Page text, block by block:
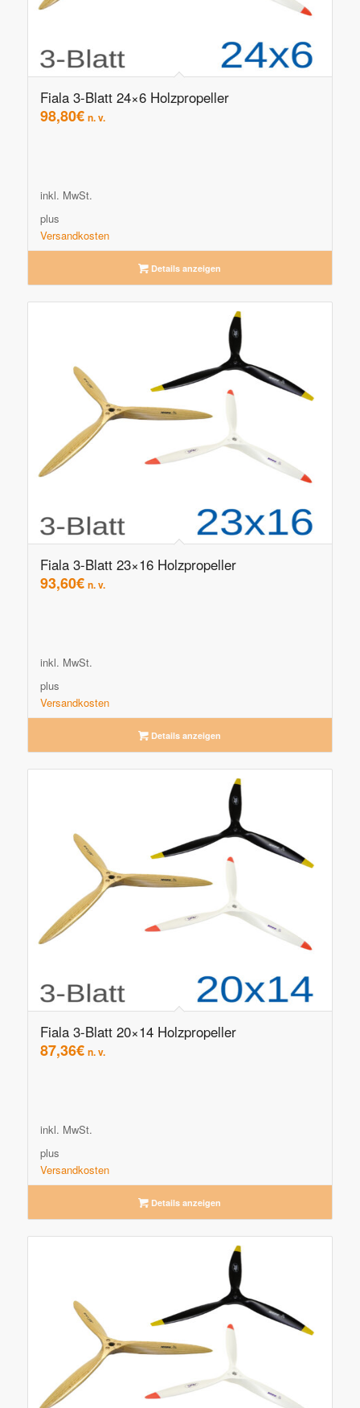
Fiala 3-Blatt 24×6 Holzpropeller
98,80€ n. v.
inkl. MwSt.
plus
Versandkosten
Details anzeigen
Fiala 3-Blatt 23×16 Holzpropeller
93,60€ n. v.
inkl. MwSt.
plus
Versandkosten
Details anzeigen
Fiala 3-Blatt 20×14 Holzpropeller
87,36€ n. v.
inkl. MwSt.
plus
Versandkosten
Details anzeigen